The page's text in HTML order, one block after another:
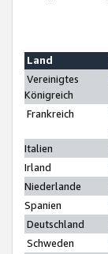
Land
Vereinigtes
Königreich
Frankreich
Italien
Irland
Niederlande
Spanien
Deutschland
Schweden